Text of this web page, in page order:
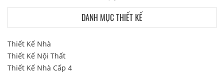
DANH MỤC THIẾT KẾ
Thiết Kế Nhà
Thiết Kế Nội Thất
Thiết Kế Nhà Cấp 4